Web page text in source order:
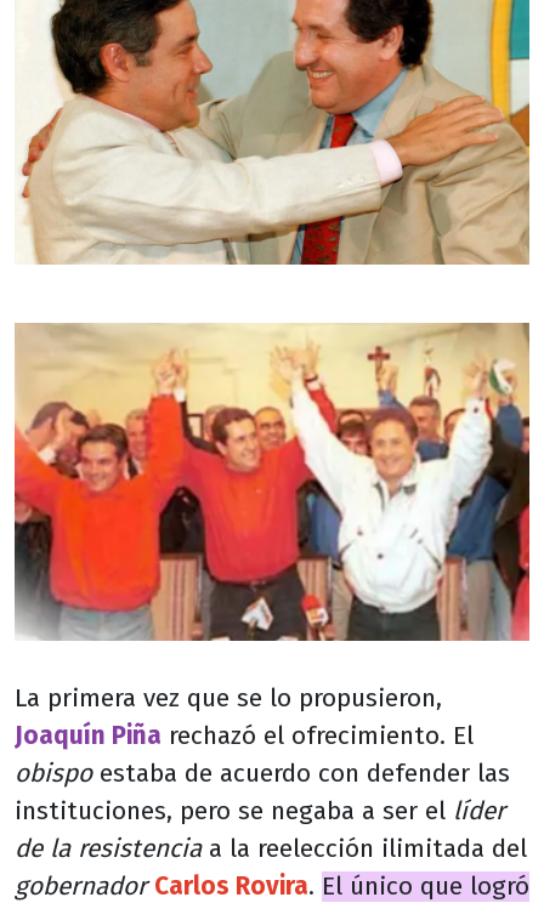
La primera vez que se lo propusieron,
Joaquín Piña rechazó el ofrecimiento. El
obispoestaba de acuerdo con defender las
instituciones, pero se negaba a ser el líder
de la resistenciaa la reelección ilimitada del
gobernador Carlos Rovira. El único que logró